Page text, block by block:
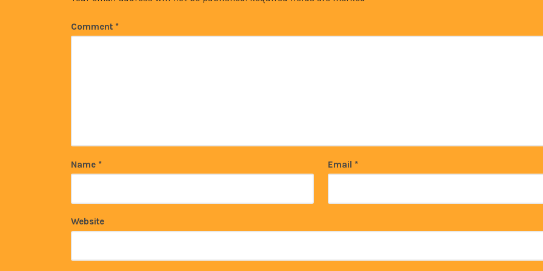
Comment *
Name * Email *
Website